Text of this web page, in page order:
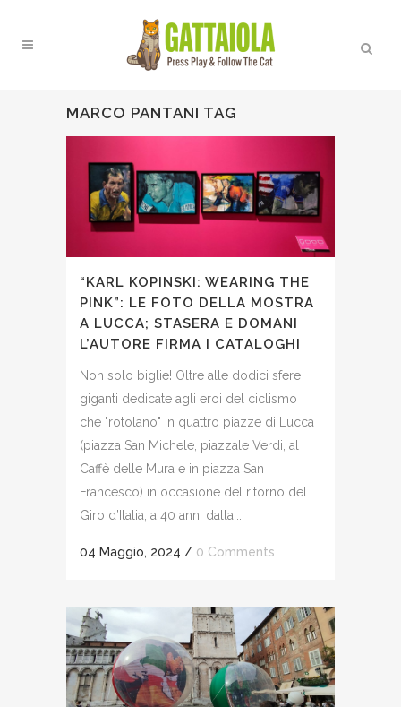
MARCO PANTANI TAG
“KARL KOPINSKI: WEARING THE
PINK”: LE FOTO DELLA MOSTRA
A LUCCA; STASERA E DOMANI
L’AUTORE FIRMA I CATALOGHI
Non solo biglie! Oltre alle dodici sfere
giganti dedicate agli eroi del ciclismo
che "rotolano" in quattro piazze di Lucca
(piazza San Michele, piazzale Verdi, al
Caffè delle Mura e in piazza San
Francesco) in occasione del ritorno del
Giro d’Italia, a 40 anni dalla...
04 Maggio, 2024 / 0 Comments